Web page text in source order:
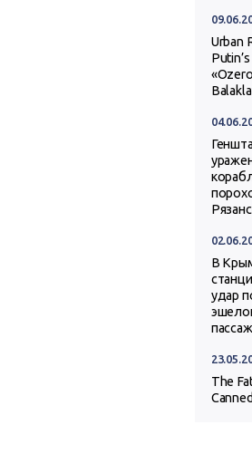
Urban
В
удар
The